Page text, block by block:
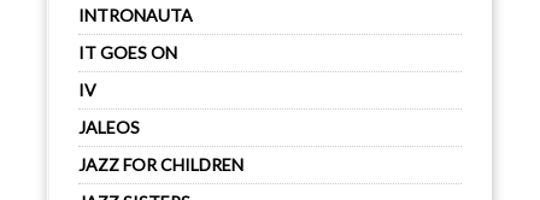
INTRONAUTA
IT GOES ON
IV
JALEOS
JAZZ FOR CHILDREN